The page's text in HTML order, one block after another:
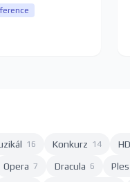
16 Konkurz 14
Opera 7 Dracula 6